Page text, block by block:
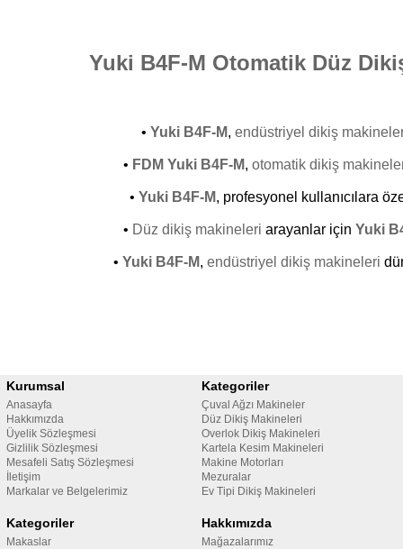
Yuki B4F-M Otomatik Düz
• Yuki B4F-M, endüstriyel dikiş
• FDM Yuki B4F-M, otomatik dikiş
•Yuki B4F-M, profesyonel kullanıcılara
• Düz dikiş makineleri arayanlar içinYuki
•Yuki B4F-M,endüstriyel dikiş makineleri
Kurumsal
Anasayfa
Hakkımızda
Üyelik Sözleşmesi
Gizlilik Sözleşmesi
Mesafeli Satış Sözleşmesi
İletişim
Markalar ve Belgelerimiz
Kategoriler
Çuval Ağzı Makineler
Düz Dikiş Makineleri
Overlok Dikiş Makineleri
Kartela Kesim Makineleri
Makine Motorları
Mezuralar
Ev Tipi Dikiş Makineleri
Kategoriler
Makaslar
Hakkımızda
Mağazalarımız